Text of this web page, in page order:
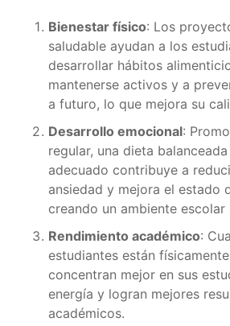
Bienestar físico: Los
saludable ayudan a los
desarrollar hábitos
mantenerse activos y a
a futuro, lo que mejora su
Desarrollo emocional:
regular, una dieta
adecuado contribuye a
ansiedad y mejora el estado
creando un ambiente
Rendimiento académico:
estudiantes están
concentran mejor en sus
energía y logran mejores
académicos.